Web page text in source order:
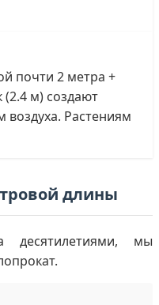
почти 2 метра +
(2.4 м) создают
воздуха. Растениям
длины
десятилетиями, мы